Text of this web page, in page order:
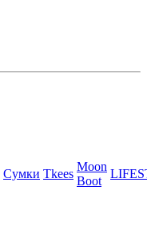
Сумки Tkees
Moon
Boot